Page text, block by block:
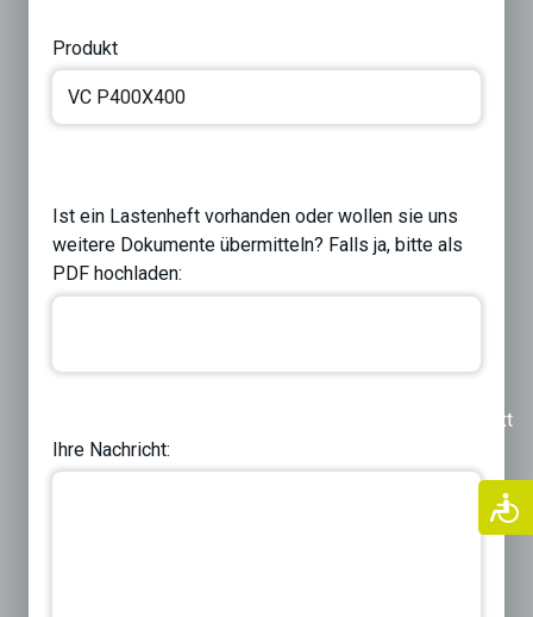
Produkt
Ist ein Lastenheft vorhanden oder wollen sie uns
weitere Dokumente übermitteln? Falls ja, bitte als
PDF hochladen:
Next
Ihre Nachricht: